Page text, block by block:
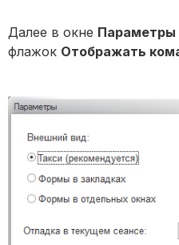
Далее в окне Параметры
флажок Отображать